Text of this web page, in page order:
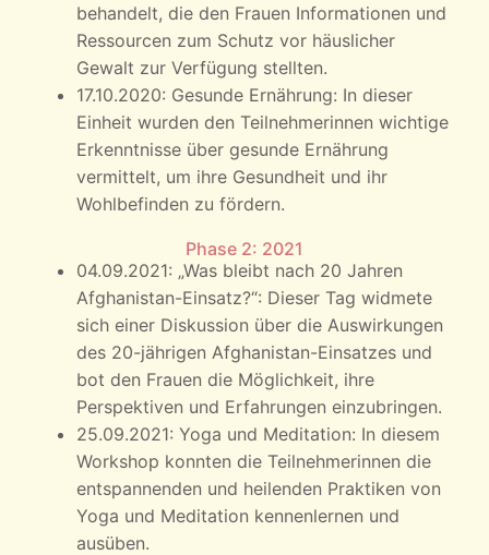
behandelt, die den Frauen Informationen und
Ressourcen zum Schutz vor häuslicher
Gewalt zur Verfügung stellten.
17.10.2020: Gesunde Ernährung: In dieser
Einheit wurden den Teilnehmerinnen wichtige
Erkenntnisse über gesunde Ernährung
vermittelt, um ihre Gesundheit und ihr
Wohlbefinden zu fördern.
Phase 2: 2021
04.09.2021: „Was bleibt nach 20 Jahren
Afghanistan-Einsatz?“: Dieser Tag widmete
sich einer Diskussion über die Auswirkungen
des 20-jährigen Afghanistan-Einsatzes und
bot den Frauen die Möglichkeit, ihre
Perspektiven und Erfahrungen einzubringen.
25.09.2021: Yoga und Meditation: In diesem
Workshop konnten die Teilnehmerinnen die
entspannenden und heilenden Praktiken von
Yoga und Meditation kennenlernen und
ausüben.